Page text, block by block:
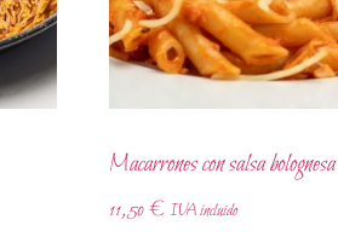
Macarrones con salsa bolognesa
11,50€ IVA incluido